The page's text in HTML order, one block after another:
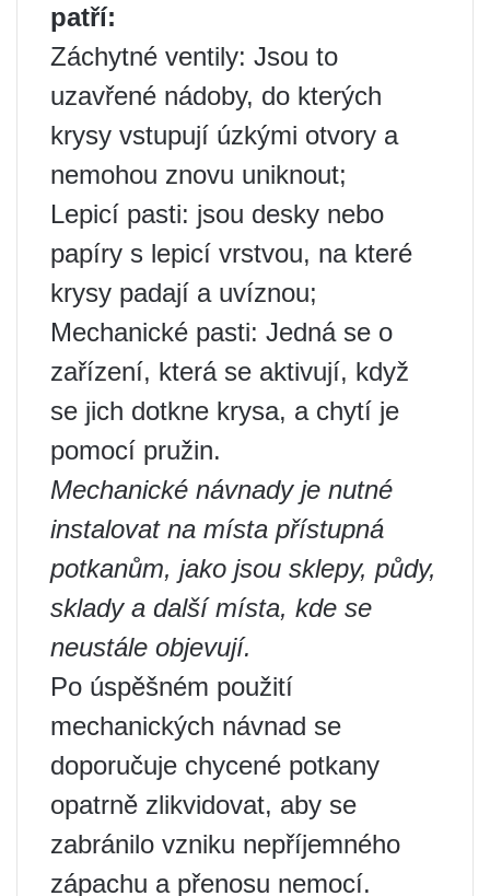
patří:
Záchytné ventily: Jsou to
uzavřené nádoby, do kterých
krysy vstupují úzkými otvory a
nemohou znovu uniknout;
Lepicí pasti: jsou desky nebo
papíry s lepicí vrstvou, na které
krysy padají a uvíznou;
Mechanické pasti: Jedná se o
zařízení, která se aktivují, když
se jich dotkne krysa, a chytí je
pomocí pružin.
Mechanické návnady je nutné
instalovat na místa přístupná
potkanům, jako jsou sklepy, půdy,
sklady a další místa, kde se
neustále objevují.
Po úspěšném použití
mechanických návnad se
doporučuje chycené potkany
opatrně zlikvidovat, aby se
zabránilo vzniku nepříjemného
zápachu a přenosu nemocí.